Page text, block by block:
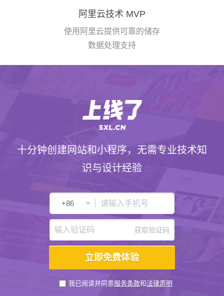
阿里云技术 MVP
使用阿里云提供可靠的储存
数据处理支持
十分钟创建网站和小程序，无需专业技术知
识与设计经验
获取验证码
我已阅读并同意服务条款和法律声明